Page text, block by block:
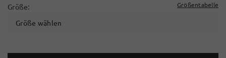
Größe: Größentabelle
Größe wählen